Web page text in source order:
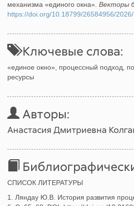
механизма «единого окна». Векторы
https://doi.org/10.18799/26584956/2026/
Ключевые слова:
«единое окно», процессный подход,
ресурсы
Авторы:
Анастасия Дмитриевна
СПИСОК ЛИТЕРАТУРЫ
1. Ляндау Ю.В. История развития